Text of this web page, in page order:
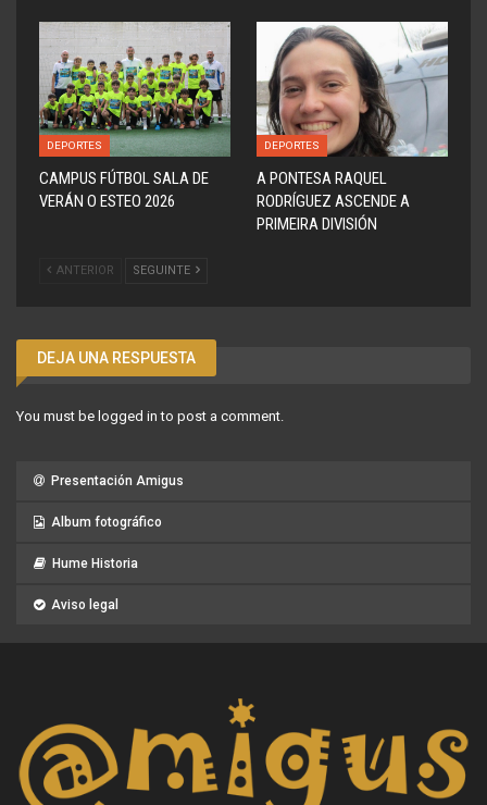
DEPORTES
CAMPUS FÚTBOL SALA DE
VERÁN O ESTEO 2026
DEPORTES
A PONTESA RAQUEL
RODRÍGUEZ ASCENDE A
PRIMEIRA DIVISIÓN
ANTERIOR SEGUINTE
DEJA UNA RESPUESTA
You must be logged in to post a comment.
Presentación Amigus
Album fotográfico
Hume Historia
Aviso legal